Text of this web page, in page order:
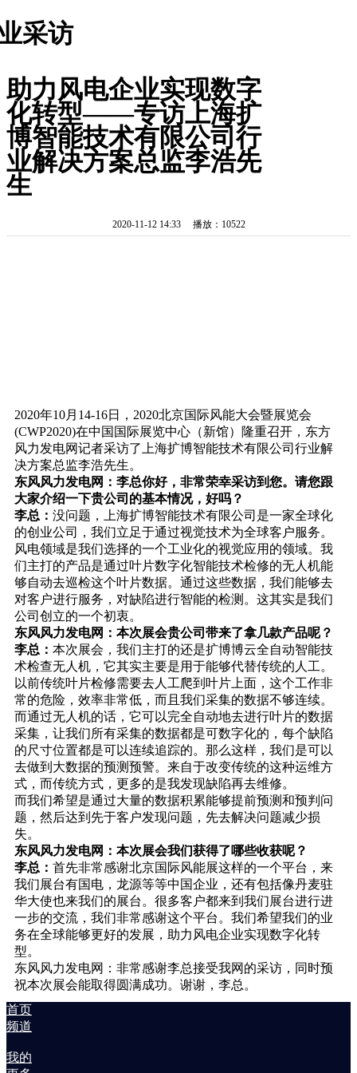
采访
助力风电企业实现数字
化转型——专访上海扩
博智能技术有限公司行
业解决方案总监李浩先
生
2020-11-12 14:33 播放：10522
2020年10月14-16日，2020北京国际风能大会暨展览会
(CWP2020)在中国国际展览中心（新馆）隆重召开，东方
风力发电网记者采访了上海扩博智能技术有限公司行业解
决方案总监李浩先生。
东风风力发电网：李总你好，非常荣幸采访到您。请您跟
大家介绍一下贵公司的基本情况，好吗？
李总： 没问题，上海扩博智能技术有限公司是一家全球化
的创业公司，我们立足于通过视觉技术为全球客户服务。
风电领域是我们选择的一个工业化的视觉应用的领域。我
们主打的产品是通过叶片数字化智能技术检修的无人机能
够自动去巡检这个叶片数据。通过这些数据，我们能够去
对客户进行服务，对缺陷进行智能的检测。这其实是我们
公司创立的一个初衷。
东风风力发电网：本次展会贵公司带来了拿几款产品呢？
李总： 本次展会，我们主打的还是扩博博云全自动智能技
术检查无人机，它其实主要是用于能够代替传统的人工。
以前传统叶片检修需要去人工爬到叶片上面，这个工作非
常的危险，效率非常低，而且我们采集的数据不够连续。
而通过无人机的话，它可以完全自动地去进行叶片的数据
采集，让我们所有采集的数据都是可数字化的，每个缺陷
的尺寸位置都是可以连续追踪的。那么这样，我们是可以
去做到大数据的预测预警。来自于改变传统的这种运维方
式，而传统方式，更多的是我发现缺陷再去维修。
而我们希望是通过大量的数据积累能够提前预测和预判问
题，然后达到先于客户发现问题，先去解决问题减少损
失。
东风风力发电网：本次展会我们获得了哪些收获呢？
李总： 首先非常感谢北京国际风能展这样的一个平台，来
我们展台有国电，龙源等等中国企业，还有包括像丹麦驻
华大使也来我们的展台。很多客户都来到我们展台进行进
一步的交流，我们非常感谢这个平台。我们希望我们的业
务在全球能够更好的发展，助力风电企业实现数字化转
型。
东风风力发电网：非常感谢李总接受我网的采访，同时预
祝本次展会能取得圆满成功。谢谢，李总。
首页
频道
我的